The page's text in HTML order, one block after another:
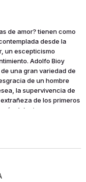
de amor? tienen como
desde la
un escepticismo
Adolfo Bioy
una gran variedad de
de un hombre
la supervivencia de
de los primeros
del crimen, una
esperada, o la